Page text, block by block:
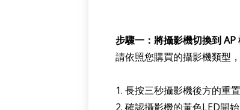
步驟一：將攝影機切換到 AP
請依照您購買的攝影機類型
1. 長按三秒攝影機後方的重
2. 確認攝影機的黃色LED開